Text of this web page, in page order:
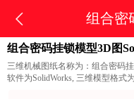
组合密
组合密码挂锁模型3D图
三维机械图纸名称为：组合密码
软件为SolidWorks, 三维模型格式